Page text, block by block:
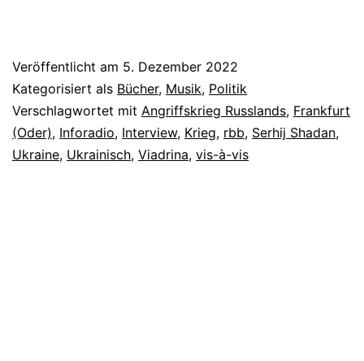
Veröffentlicht am 5. Dezember 2022
Kategorisiert als Bücher, Musik, Politik
Verschlagwortet mit Angriffskrieg Russlands, Frankfurt
(Oder), Inforadio, Interview, Krieg, rbb, Serhij Shadan,
Ukraine, Ukrainisch, Viadrina, vis-à-vis